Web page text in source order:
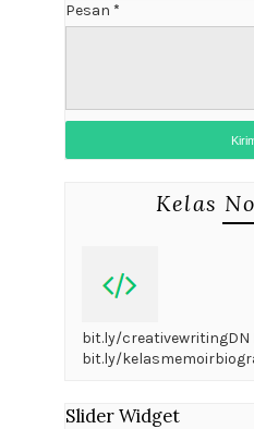
Pesan *
Kelas
bit.ly/
bit.ly/
Slider Widget